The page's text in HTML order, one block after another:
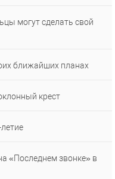
могут сделать свой
ближайших планах
крест
«Последнем звонке» в